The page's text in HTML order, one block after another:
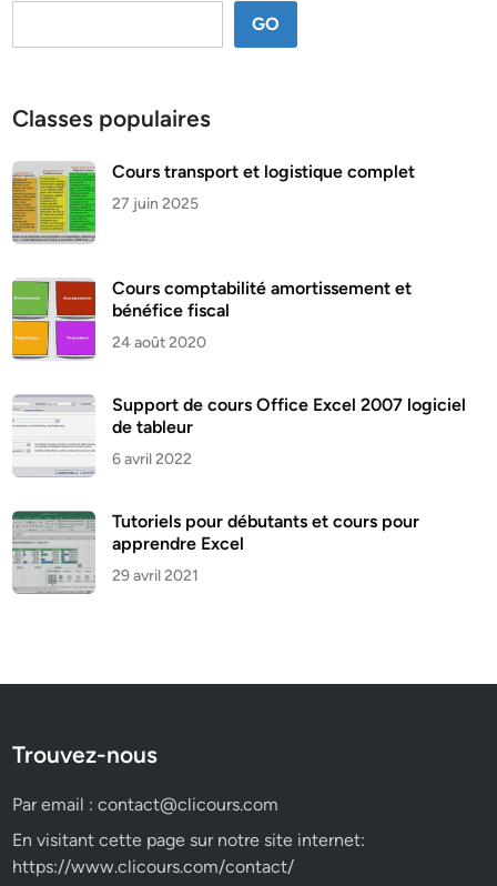
GO
Classes populaires
Cours transport et logistique complet
27 juin 2025
Cours comptabilité amortissement et
bénéfice fiscal
24 août 2020
Support de cours Office Excel 2007 logiciel
de tableur
6 avril 2022
Tutoriels pour débutants et cours pour
apprendre Excel
29 avril 2021
Trouvez-nous
Par email :contact@clicours.com
En visitant cette page sur notre site internet:
https://www.clicours.com/contact/